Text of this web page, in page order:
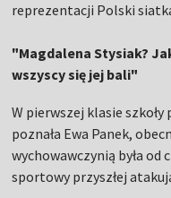
reprezentacji Polski
"Magdalena Stysiak?
wszyscy się jej bali"
W pierwszej klasie
poznała Ewa Panek,
wychowawczynią była od
sportowy przyszłej